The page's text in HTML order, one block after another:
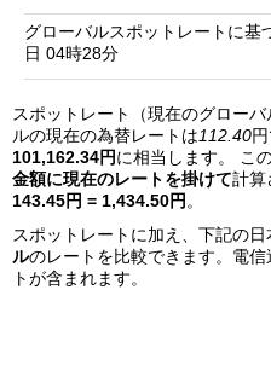
銀
行
リ
ス
ト
グローバルスポットレートに基
日 04時28分
スポットレート（現在のグロー
ルの現在の為替レートは112.40
101,162.34円に相当します。 こ
金額に現在のレートを掛けて計算
143.45円 = 1,434.50円 。
スポットレートに加え、下記の
ルのレートを比較できます。電
トが含まれます。